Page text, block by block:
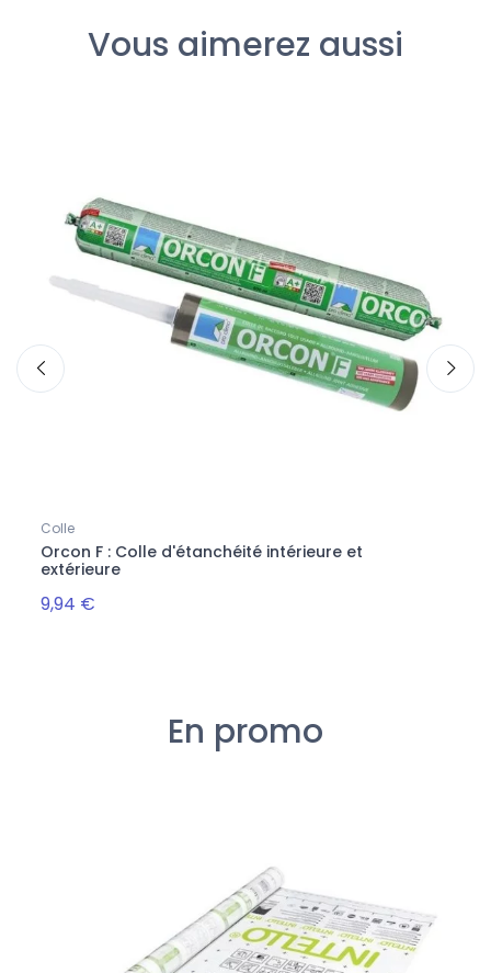
Vous aimerez aussi
Colle
Orcon F : Colle d'étanchéité intérieure et
extérieure
9,94 €
En promo